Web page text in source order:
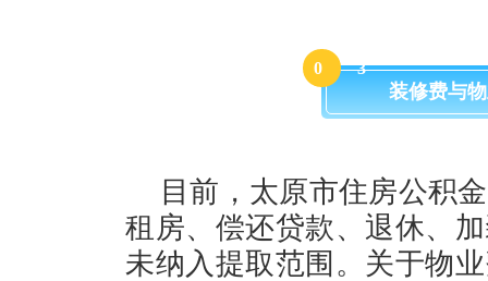
0 3
装修费与
目前，太原市住房公积
租房、偿还贷款、退休、
未纳入提取范围。关于物